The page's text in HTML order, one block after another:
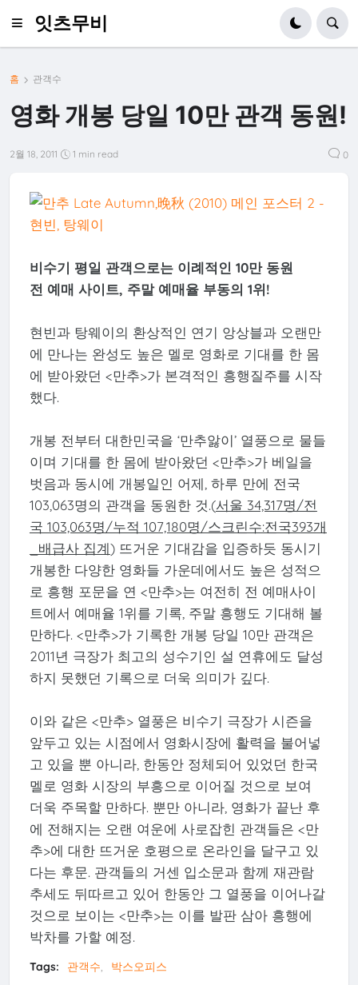
잇츠무비
홈 관객수
영화 개봉 당일 10만 관객 동원!
2월 18, 2011 1 min read 0
비수기 평일 관객으로는 이례적인 10만 동원
전 예매 사이트, 주말 예매율 부동의 1위!
현빈과 탕웨이의 환상적인 연기 앙상블과 오랜만
에 만나는 완성도 높은 멜로 영화로 기대를 한 몸
에 받아왔던 <만추>가 본격적인 흥행질주를 시작
했다.
개봉 전부터 대한민국을 ‘만추앓이’ 열풍으로 물들
이며 기대를 한 몸에 받아왔던 <만추>가 베일을
벗음과 동시에 개봉일인 어제, 하루 만에 전국
103,063명의 관객을 동원한 것.(서울 34,317명/전
국 103,063명/누적 107,180명/스크린수:전국393개
_배급사 집계) 뜨거운 기대감을 입증하듯 동시기
개봉한 다양한 영화들 가운데에서도 높은 성적으
로 흥행 포문을 연 <만추>는 여전히 전 예매사이
트에서 예매율 1위를 기록, 주말 흥행도 기대해 볼
만하다. <만추>가 기록한 개봉 당일 10만 관객은
2011년 극장가 최고의 성수기인 설 연휴에도 달성
하지 못했던 기록으로 더욱 의미가 깊다.
이와 같은 <만추> 열풍은 비수기 극장가 시즌을
앞두고 있는 시점에서 영화시장에 활력을 불어넣
고 있을 뿐 아니라, 한동안 정체되어 있었던 한국
멜로 영화 시장의 부흥으로 이어질 것으로 보여
더욱 주목할 만하다. 뿐만 아니라, 영화가 끝난 후
에 전해지는 오랜 여운에 사로잡힌 관객들은 <만
추>에 대한 뜨거운 호평으로 온라인을 달구고 있
다는 후문. 관객들의 거센 입소문과 함께 재관람
추세도 뒤따르고 있어 한동안 그 열풍을 이어나갈
것으로 보이는 <만추>는 이를 발판 삼아 흥행에
박차를 가할 예정.
Tags: 관객수 박스오피스